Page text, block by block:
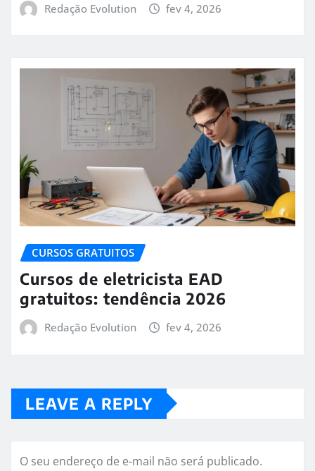
Redação Evolution fev 4, 2026
CURSOS GRATUITOS
Cursos de eletricista EAD
gratuitos: tendência 2026
Redação Evolution fev 4, 2026
LEAVE A REPLY
O seu endereço de e-mail não será publicado.